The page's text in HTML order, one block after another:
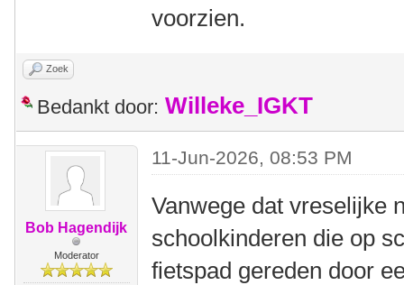
voorzien.
Zoek
Bedankt door: Willeke_IGKT
Bob Hagendijk
Moderator
11-Jun-2026, 08:53 PM
Vanwege dat vreselijke
schoolkinderen die op
fietspad gereden door